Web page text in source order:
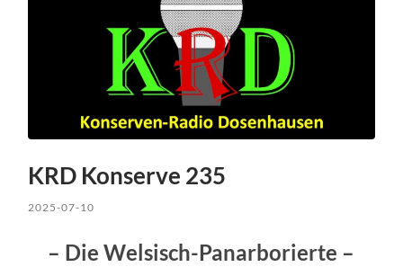
KRD Konserve 235
2025-07-10
– Die Welsisch-Panarborierte –